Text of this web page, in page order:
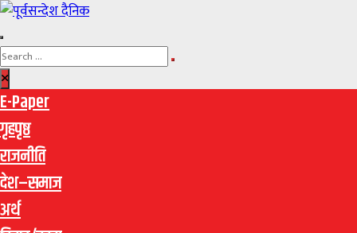
E-Paper
गृहपृष्ठ
राजनीति
देश–समाज
अर्थ